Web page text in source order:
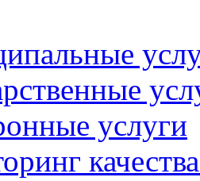
услуги